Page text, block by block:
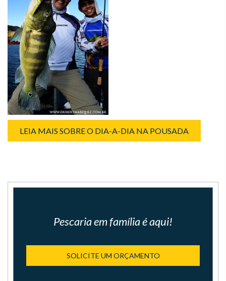
LEIA MAIS SOBRE O DIA-A-DIA NA POUSADA
Pescaria em família é aqui!
SOLICITE UM ORÇAMENTO